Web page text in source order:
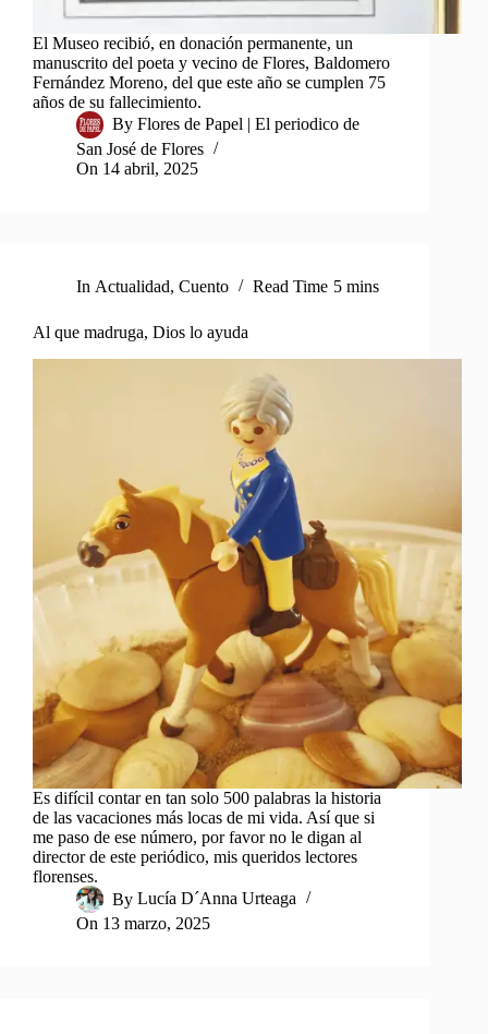
El Museo recibió, en donación permanente, un
manuscrito del poeta y vecino de Flores, Baldomero
Fernández Moreno, del que este año se cumplen 75
años de su fallecimiento.
By Flores de Papel | El periodico de
San José de Flores
On 14 abril, 2025
In Actualidad,Cuento Read Time 5 mins
Al que madruga, Dios lo ayuda
Es difícil contar en tan solo 500 palabras la historia
de las vacaciones más locas de mi vida. Así que si
me paso de ese número, por favor no le digan al
director de este periódico, mis queridos lectores
florenses.
By Lucía D´Anna Urteaga
On 13 marzo, 2025